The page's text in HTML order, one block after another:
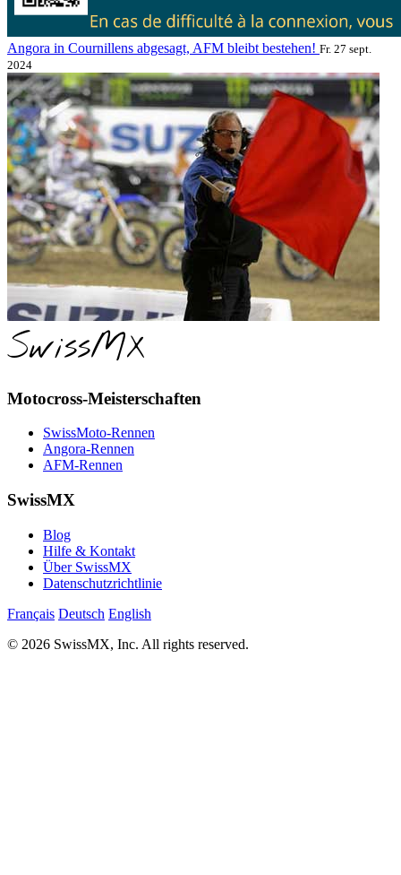
Angora in Cournillens abgesagt, AFM bleibt bestehen! Fr. 27 sept.
2024
SwissMX
Motocross-Meisterschaften
SwissMoto-Rennen
Angora-Rennen
AFM-Rennen
SwissMX
Blog
Hilfe & Kontakt
Über SwissMX
Datenschutzrichtlinie
Français Deutsch English
© 2026 SwissMX, Inc. All rights reserved.